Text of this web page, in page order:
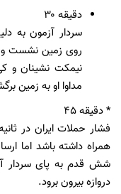
دقیقه ۳۰
سردار آزمون به
روی زمین نشست و
نیمکت نشینان و
مداوا او به زمین
* دقیقه ۴۵
فشار حملات ایران در
همراه داشته باشد اما
شش قدم به پای سردار
دروازه بیرون برود.